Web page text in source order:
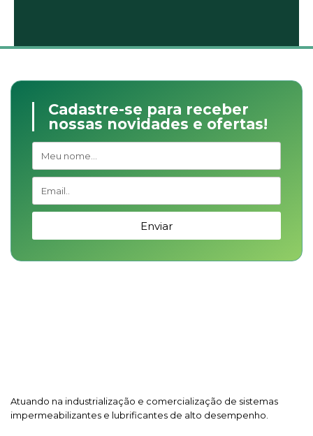
Cadastre-se para receber
nossas novidades e ofertas!
Enviar
Atuando na industrialização e comercialização de sistemas
impermeabilizantes e lubrificantes de alto desempenho.